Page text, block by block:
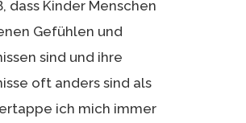
dass Kinder Menschen
Gefühlen und
sind und ihre
oft anders sind als
ich mich immer